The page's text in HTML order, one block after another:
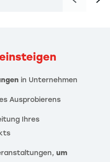
in Unternehmen
Ausprobierens
Ihres
um